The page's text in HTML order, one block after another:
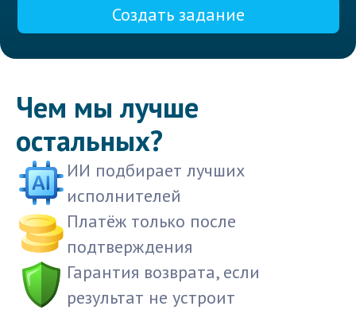
Создать задание
Чем мы лучше
остальных?
ИИ подбирает лучших
исполнителей
Платёж только после
подтверждения
Гарантия возврата, если
результат не устроит